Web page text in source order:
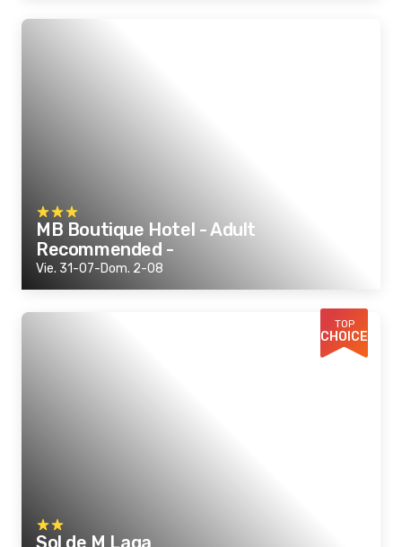
MB Boutique Hotel - Adult
Recommended -
Vie. 31-07-Dom. 2-08
TOP
CHOICE
Sol de M Laga